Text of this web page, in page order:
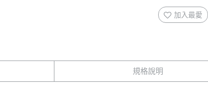
加入最愛
規格說明